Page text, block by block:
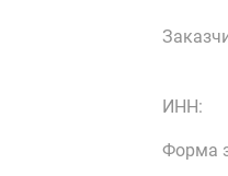
ИНН:
Форма